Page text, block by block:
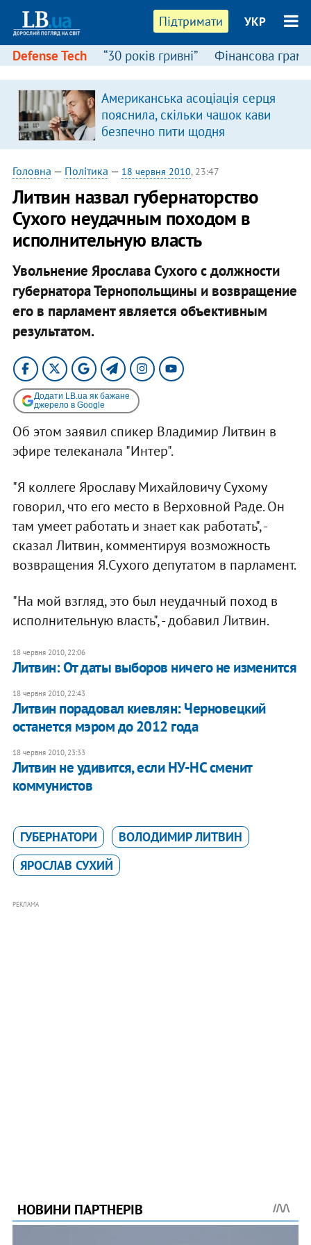
Підтримати УКР
Defense Tech “30 років гривні” Фінансова
Американська асоціація серця
пояснила, скільки чашок кави
безпечно пити щодня
Головна — Політика — 18 червня 2010, 23:47
Литвин назвал губернаторство
Сухого неудачным походом в
исполнительную власть
Увольнение Ярослава Сухого с должности
губернатора Тернопольщины и возвращение
его в парламент является объективным
результатом.
Додати LB.ua як бажане
джерело в Google
Об этом заявил спикер Владимир Литвин в
эфире телеканала "Интер".
"Я коллеге Ярославу Михайловичу Сухому
говорил, что его место в Верховной Раде. Он
там умеет работать и знает как работать", -
сказал Литвин, комментируя возможность
возвращения Я.Сухого депутатом в парламент.
"На мой взгляд, это был неудачный поход в
исполнительную власть", - добавил Литвин.
18 червня 2010, 22:06
Литвин: От даты выборов ничего не изменится
18 червня 2010, 22:43
Литвин порадовал киевлян: Черновецкий
останется мэром до 2012 года
18 червня 2010, 23:33
Литвин не удивится, если НУ-НС сменит
коммунистов
ГУБЕРНАТОРИ
ВОЛОДИМИР ЛИТВИН
ЯРОСЛАВ СУХИЙ
РЕКЛАМА